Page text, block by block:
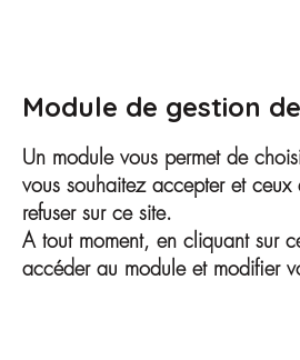
Module de gestion
Un module vous permet de
vous souhaitez accepter et ceux
refuser sur ce site.
A tout moment, en cliquant sur
accéder au module et modifier